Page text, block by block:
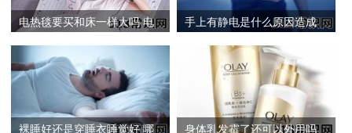
电热毯要买和床一样大吗 电
手上有静电是什么原因造成
裸睡好还是穿睡衣睡觉好 哪
身体乳发霉了还可以外用吗